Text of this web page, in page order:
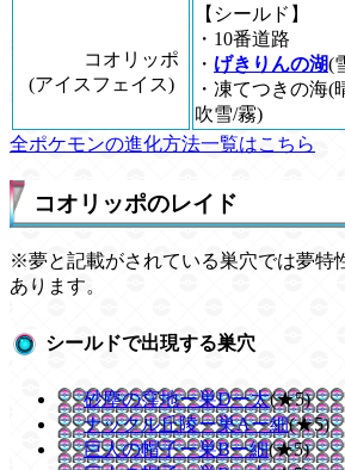
コオリッポ
(アイスフェイス)
【シールド】
・10番道路
・ げきりんの湖(
・凍てつきの海(
吹雪/霧)
全ポケモンの進化方法一覧はこちら
コオリッポのレイド
※夢と記載がされている巣穴では夢特
あります。
シールドで出現する巣穴
砂塵の窪地ー巣Dー太(★5)
ナックル丘陵ー巣Aー細(★5)
巨人の帽子ー巣Bー細(★5)